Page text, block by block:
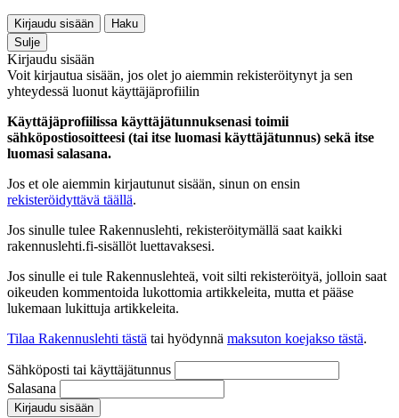
Kirjaudu sisään
Haku
Sulje
Kirjaudu sisään
Voit kirjautua sisään, jos olet jo aiemmin rekisteröitynyt ja sen
yhteydessä luonut käyttäjäprofiilin
Käyttäjäprofiilissa käyttäjätunnuksenasi toimii
sähköpostiosoitteesi (tai itse luomasi käyttäjätunnus) sekä itse
luomasi salasana.
Jos et ole aiemmin kirjautunut sisään, sinun on ensin
rekisteröidyttävä täällä.
Jos sinulle tulee Rakennuslehti, rekisteröitymällä saat kaikki
rakennuslehti.fi-sisällöt luettavaksesi.
Jos sinulle ei tule Rakennuslehteä, voit silti rekisteröityä, jolloin saat
oikeuden kommentoida lukottomia artikkeleita, mutta et pääse
lukemaan lukittuja artikkeleita.
Tilaa Rakennuslehti tästä tai hyödynnä maksuton koejakso tästä.
Sähköposti tai käyttäjätunnus
Salasana
Kirjaudu sisään